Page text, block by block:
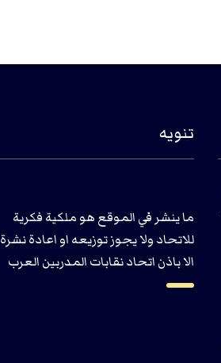
تنويه
ما ينشر في الموقع هو ملكية فكرية
للاتحاد ولا يجوز توزيعه او اعادة نشرة
الا باذن اتحاد نقابات المدربين العرب